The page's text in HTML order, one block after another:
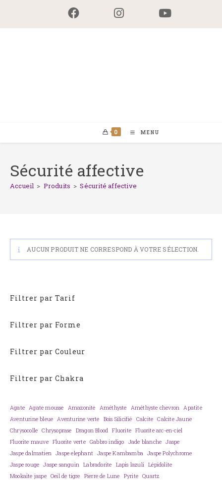
content
0 MENU
Sécurité affective
Accueil > Produits > Sécurité affective
AUCUN PRODUIT NE CORRESPOND À VOTRE SÉLECTION.
Filtrer par Tarif
Filtrer par Forme
Filtrer par Couleur
Filtrer par Chakra
Agate Agate mousse Amazonite Améthyste Améthyste chevron
Apatite
Aventurine bleue
Aventurine verte Bois Silicifié Calcite
Calcite Jaune
Chrysocolle
Chrysoprase Dragon Blood Fluorite Fluorite arc-en-ciel
Fluorite mauve Fluorite verte Gabbro indigo Jade blanche
Jaspe
Jaspe dalmatien Jaspe elephant Jaspe Kambamba Jaspe Polychrome
Jaspe rouge
Jaspe sanguin Labradorite Lapis lazuli Lépidolite
Mookaïte jaspe Oeil de tigre Pierre de Lune Pyrite Quartz